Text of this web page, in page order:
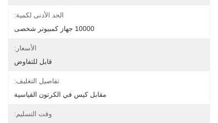
الحد الأدنى لكمية:
10000 جهاز كمبيوتر شخصى
الأسعار:
قابل للتفاوض
تفاصيل التغليف:
مقابل كيس في الكرتون القياسية
وقت التسليم: